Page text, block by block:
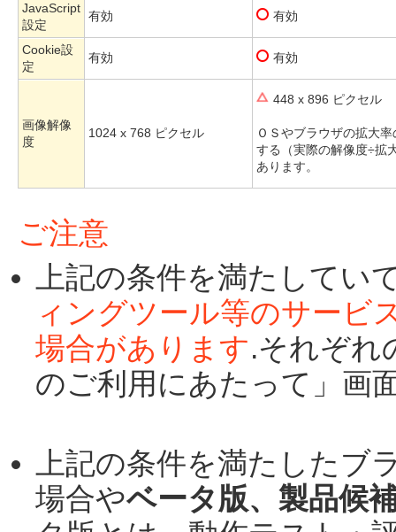
JavaScript
設定
有効 有効
Cookie設
定
有効 有効
画像解像
度
1024 x 768 ピクセル
448 x 896 ピクセル
ＯＳやブラウザの拡大
する（実際の解像度÷拡
あります。
ご注意
上記の条件を満たしてい
ィングツール等のサービ
場合があります.それぞれ
のご利用にあたって」画
上記の条件を満たしたブ
場合やベータ版、製品候